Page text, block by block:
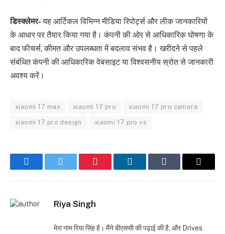
डिस्क्लेमर-यह आर्टिकल विभिन्न मीडिया रिपोर्ट्स और लीक जानकारियों
के आधार पर तैयार किया गया है। कंपनी की ओर से आधिकारिक घोषणा के
बाद फीचर्स, कीमत और उपलब्धता में बदलाव संभव है। खरीदने से पहले
संबंधित कंपनी की आधिकारिक वेबसाइट या विश्वसनीय स्रोत से जानकारी
अवश्य करें।
xiaomi 17 max xiaomi 17 pro xiaomi 17 pro camera
xiaomi 17 pro design xiaomi 17 pro vs
FacebookTwitter Pinterest LinkedInTumblr Email
Riya Singh
मेरा नाम रिया सिंह है। मैंने बीएससी की पढ़ाई की है, और Drives